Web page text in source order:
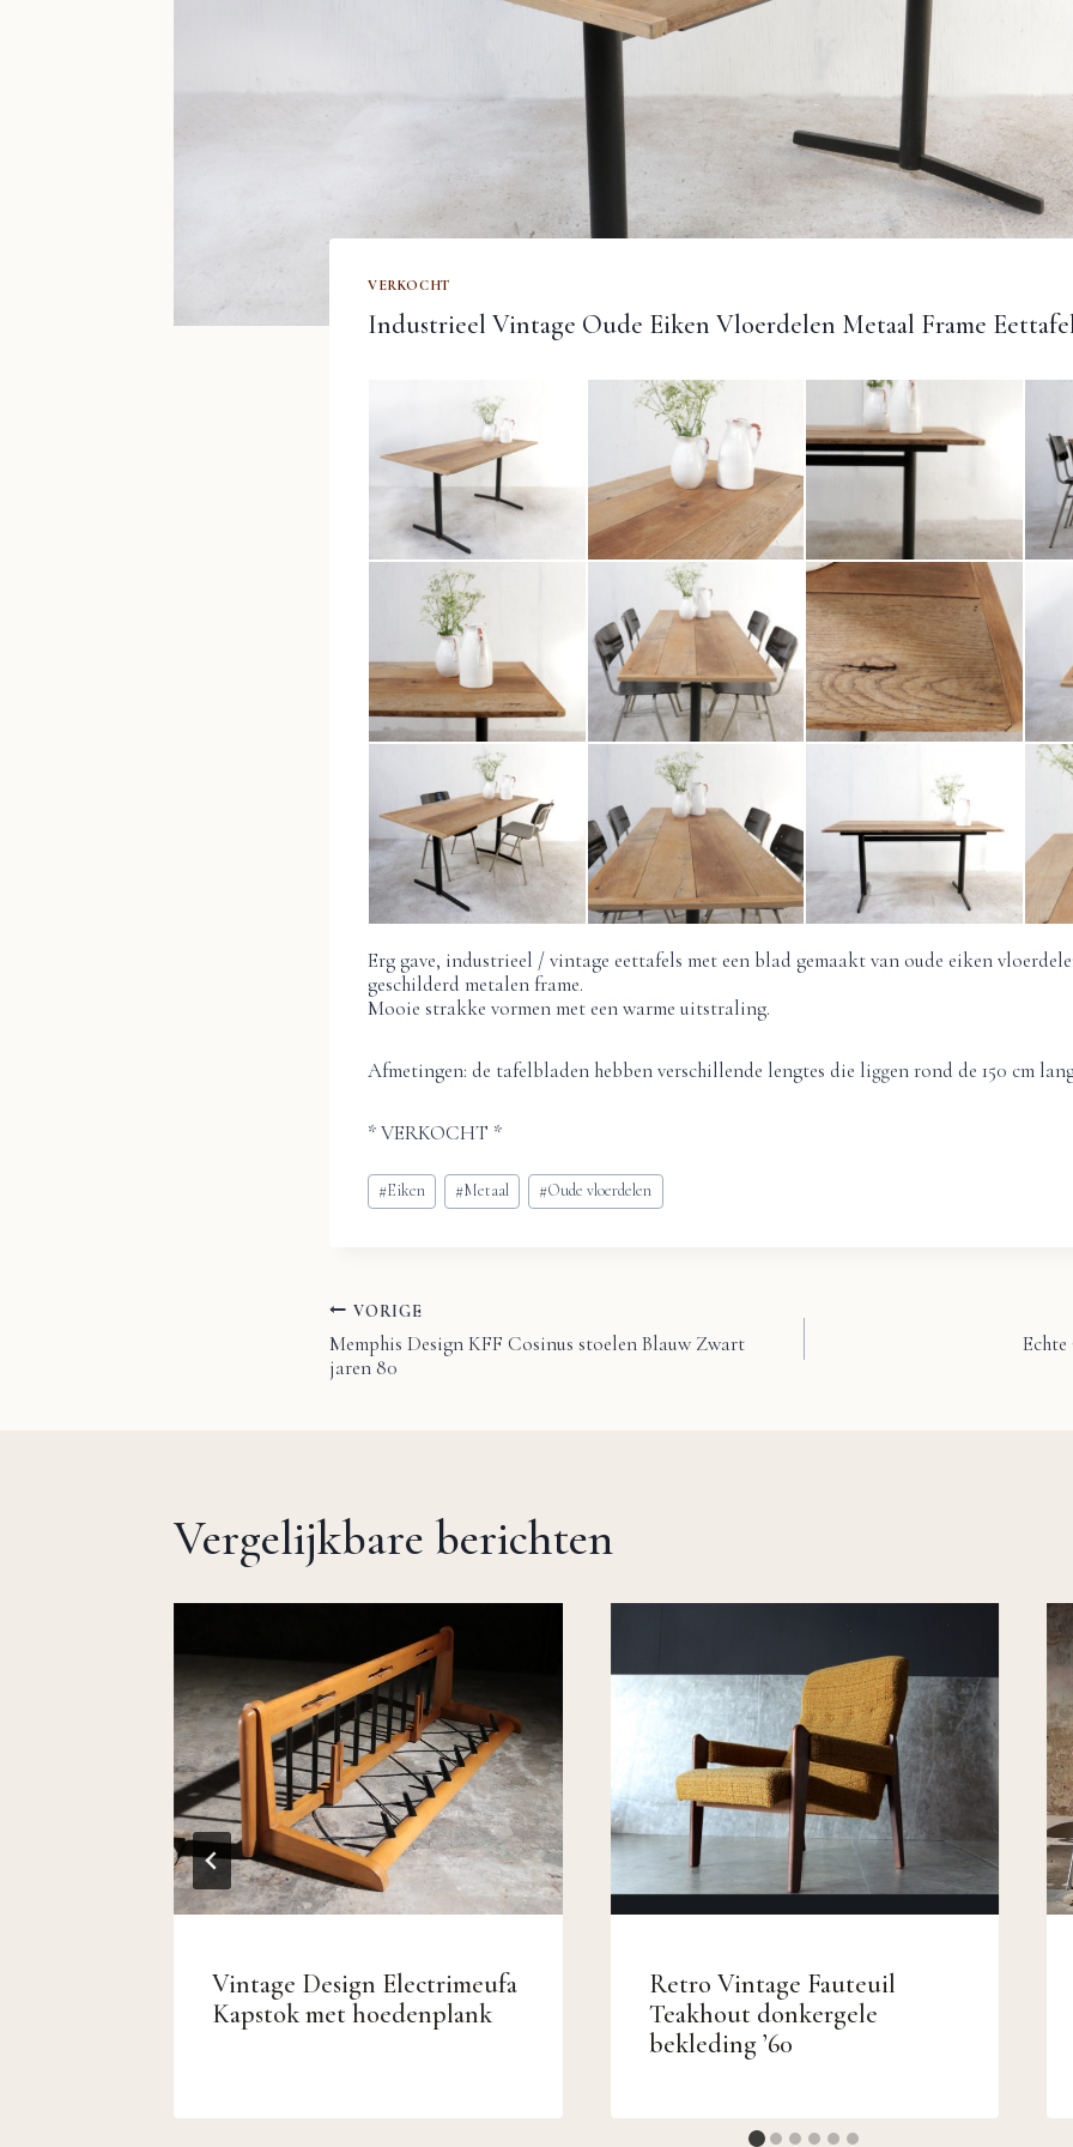
VERKOCHT
Industrieel Vintage Oude Eiken Vloerdelen Metaal Frame
Erg gave, industrieel / vintage eettafels met een blad gemaakt van oude eiken
geschilderd metalen frame.
Mooie strakke vormen met een warme uitstraling.
Afmetingen: de tafelbladen hebben verschillende lengtes die liggen rond de 150 cm
* VERKOCHT *
Bericht
tags:
#Eiken #Metaal #Oude vloerdelen
Bericht
VORIGE
Memphis Design KFF Cosinus stoelen Blauw Zwart
jaren 80
Vergelijkbare berichten
Vintage Design Electrimeufa
Kapstok met hoedenplank
Retro Vintage Fauteuil
Teakhout donkergele
bekleding ’60